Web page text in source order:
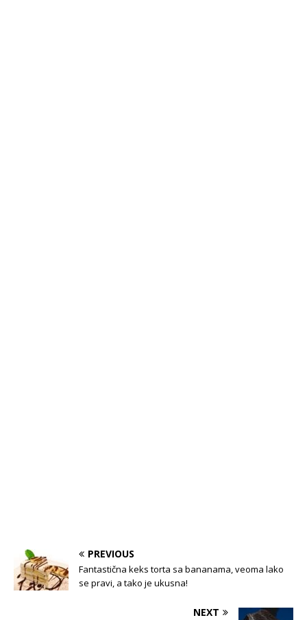
PREVIOUS
Fantastična keks torta sa bananama, veoma lako
se pravi, a tako je ukusna!
NEXT